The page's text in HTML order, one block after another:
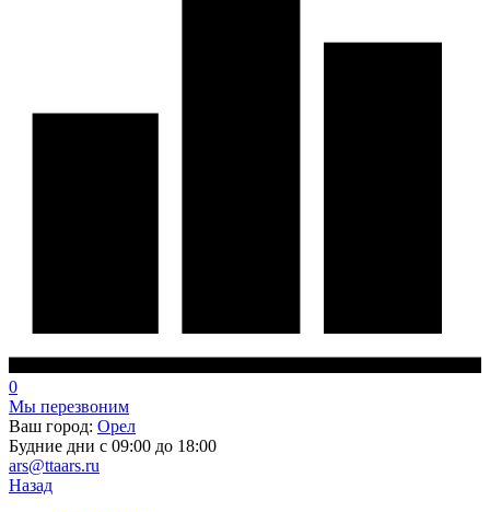
0
Мы перезвоним
Ваш город: Орел
Будние дни с 09:00 до 18:00
ars@ttaars.ru
Назад